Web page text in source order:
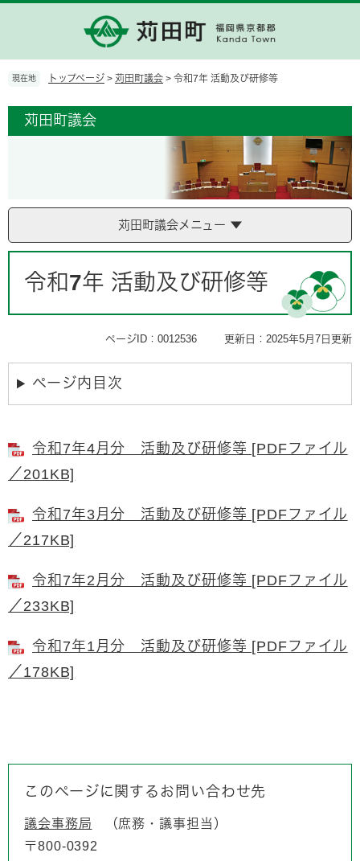
の
で
ー
ば
現在地 トップページ > 苅田町議会 > 令和7年 活動及び研修等
苅田町議会
苅田町議会メニュー
令和7年 活動及び研修等
ページID：0012536 更新日：2025年5月7日更新
ページ内目次
令和7年4月分 活動及び研修等 [PDFファイル
／201KB]
令和7年3月分 活動及び研修等 [PDFファイル
／217KB]
令和7年2月分 活動及び研修等 [PDFファイル
／233KB]
令和7年1月分 活動及び研修等 [PDFファイル
／178KB]
このページに関するお問い合わせ先
議会事務局
庶務・議事担当
〒800-0392